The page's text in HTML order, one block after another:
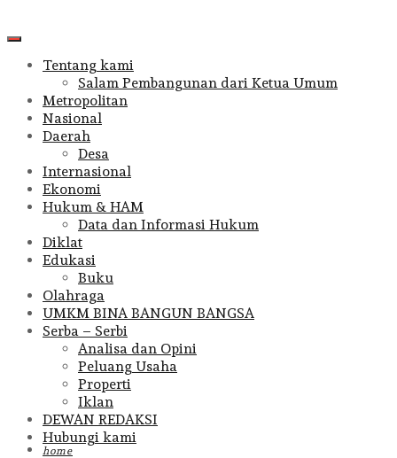
Primary
Tentang kami
Salam Pembangunan dari Ketua Umum
Metropolitan
Nasional
Daerah
Desa
Internasional
Ekonomi
Hukum & HAM
Data dan Informasi Hukum
Diklat
Edukasi
Buku
Olahraga
UMKM BINA BANGUN BANGSA
Serba – Serbi
Analisa dan Opini
Peluang Usaha
Properti
Iklan
DEWAN REDAKSI
Hubungi kami
home